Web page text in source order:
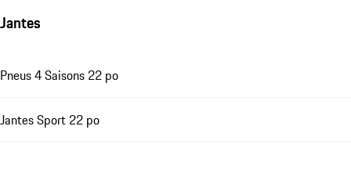
Jantes
Pneus 4 Saisons 22 po
Jantes Sport 22 po